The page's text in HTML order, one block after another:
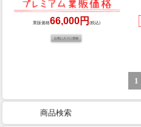
業販価格66,000円 (税込)
1
商品検索